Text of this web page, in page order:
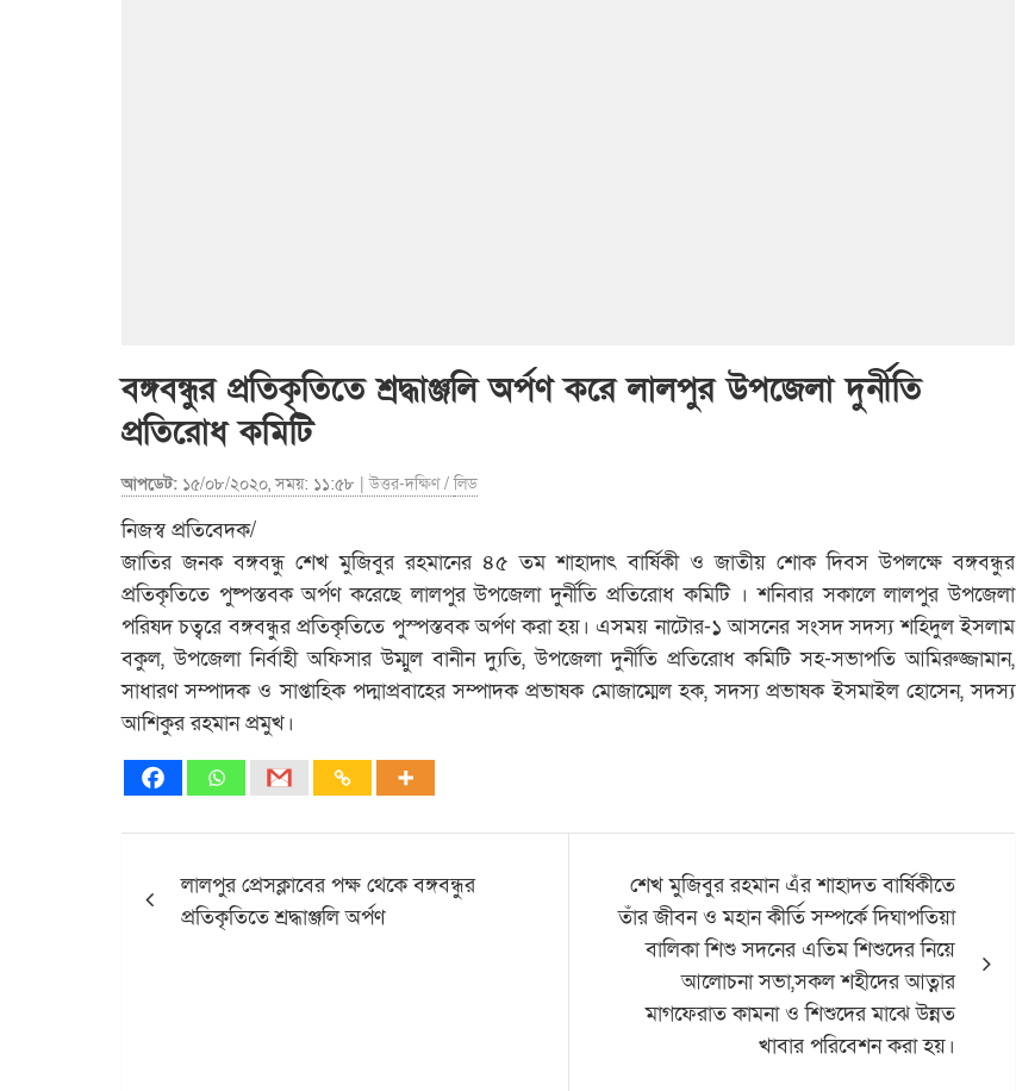
বঙ্গবন্ধুর প্রতিকৃতিতে শ্রদ্ধাঞ্জলি অর্পণ করে লালপুর উপজেলা দুর্নীতি
প্রতিরোধ কমিটি
আপডেট: ১৫/০৮/২০২০, সময়: ১১:৫৮ |উত্তর-দক্ষিণ/লিড
নিজস্ব প্রতিবেদক/
জাতির জনক বঙ্গবন্ধু শেখ মুজিবুর রহমানের ৪৫ তম শাহাদাৎ বার্ষিকী ও জাতীয় শোক দিবস উপলক্ষে বঙ্গবন্ধুর
প্রতিকৃতিতে পুষ্পস্তবক অর্পণ করেছে লালপুর উপজেলা দুর্নীতি প্রতিরোধ কমিটি । শনিবার সকালে লালপুর উপজেলা
পরিষদ চত্বরে বঙ্গবন্ধুর প্রতিকৃতিতে পুস্পস্তবক অর্পণ করা হয়। এসময় নাটোর-১ আসনের সংসদ সদস্য শহিদুল ইসলাম
বকুল, উপজেলা নির্বাহী অফিসার উম্মুল বানীন দ্যুতি, উপজেলা দুর্নীতি প্রতিরোধ কমিটি সহ-সভাপতি আমিরুজ্জামান,
সাধারণ সম্পাদক ও সাপ্তাহিক পদ্মাপ্রবাহের সম্পাদক প্রভাষক মোজাম্মেল হক, সদস্য প্রভাষক ইসমাইল হোসেন, সদস্য
আশিকুর রহমান প্রমুখ।
navigation
লালপুর প্রেসক্লাবের পক্ষ থেকে বঙ্গবন্ধুর
প্রতিকৃতিতে শ্রদ্ধাঞ্জলি অর্পণ
শেখ মুজিবুর রহমান এঁর শাহাদত বার্ষিকীতে
তাঁর জীবন ও মহান কীর্তি সম্পর্কে দিঘাপতিয়া
বালিকা শিশু সদনের এতিম শিশুদের নিয়ে
আলোচনা সভা,সকল শহীদের আত্নার
মাগফেরাত কামনা ও শিশুদের মাঝে উন্নত
খাবার পরিবেশন করা হয়।